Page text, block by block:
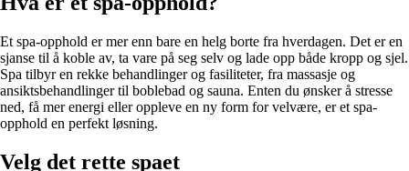
Et spa-opphold er mer enn bare en helg borte fra hverdagen. Det er en
sjanse til å koble av, ta vare på seg selv og lade opp både kropp og sjel.
Spa tilbyr en rekke behandlinger og fasiliteter, fra massasje og
ansiktsbehandlinger til boblebad og sauna. Enten du ønsker å stresse
ned, få mer energi eller oppleve en ny form for velvære, er et spa-
opphold en perfekt løsning.
Velg det rette spaet